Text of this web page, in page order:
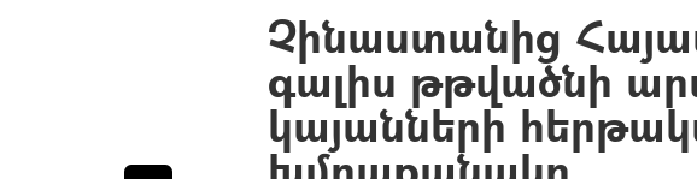
Չինաստանից
գալիս թթվածնի
կայանների